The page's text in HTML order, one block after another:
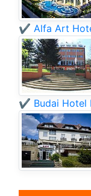
✔️ Alfa Art
✔️ Budai Hotel